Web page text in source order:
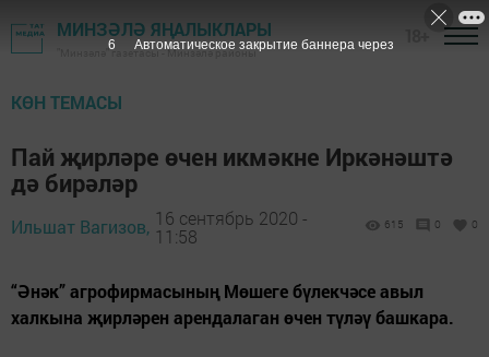
МИНЗӘЛӘ ЯҢАЛЫКЛАРЫ
"Минзәлә" газетасы - Минзәлә районы
КӨН ТЕМАСЫ
Пай җирләре өчен икмәкне Иркәнәштә
дә бирәләр
Ильшат Вагизов, 16 сентябрь 2020 -
11:58
615 0 0
“Әнәк” агрофирмасының Мөшеге бүлекчәсе авыл
халкына җирләрен арендалаган өчен түләү башкара.
5 Автоматическое закрытие баннера через